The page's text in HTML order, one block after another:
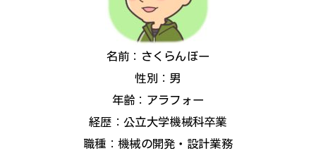
名前：さくらんぼー
性別：男
年齢：アラフォー
経歴：公立大学機械科卒業
職種：機械の開発・設計業務